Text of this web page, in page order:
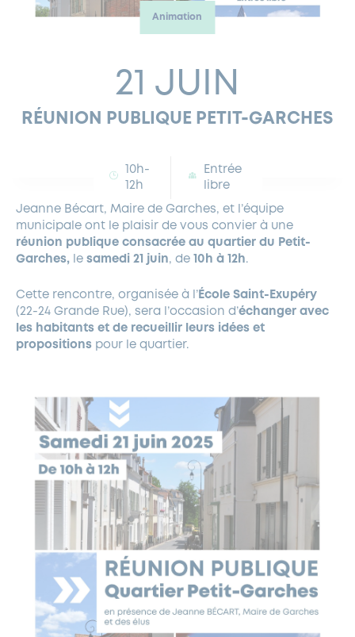
GÉRER MES DÉCHETS
EAU POTABLE ET ASSAINISSEMENT
DÉCLARATION DE CATASTROPHE NATURELLE
NOUVEAUX ARRIVANTS
LOCATION DE SALLES
INFORMATIONS PRATIQUES
MIEUX CONSOMMER
SUBVENTIONS
COMMUNICATIONS ADMINISTRATIVES
PANNEAUX D’AFFICHAGE LIBRE
PARTENAIRES INSTITUTIONNELS
GRÖBENZELL
LE BEGM THÉTIS
ANCIENS COMBATTANTS ET MÉMOIRE
DÉVELOPPEMENT DURABLE
UNE NAISSANCE, UN ARBRE
PARCS ET SQUARES DE LA VILLE
GESTION DU PATRIMOINE ARBORÉ
Animation
21 JUIN
RÉUNION PUBLIQUE PETIT-GARCHES
10h-
12h
Entrée
libre
Jeanne Bécart, Maire de Garches, et l’équipe
municipale ont le plaisir de vous convier à une
réunion publique consacrée au quartier du Petit-
Garches, le samedi 21 juin, de 10h à 12h.
Cette rencontre, organisée à l’ École Saint-Exupéry
(22-24 Grande Rue), sera l’occasion d’échanger avec
les habitants et de recueillir leurs idées et
propositions pour le quartier.